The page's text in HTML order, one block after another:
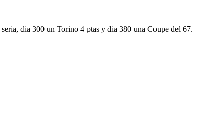
dia 300 un Torino 4 ptas y dia 380 una Coupe del 67.